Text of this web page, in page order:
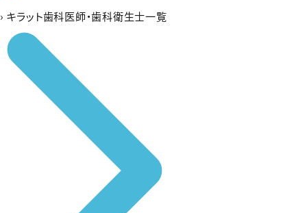
› キラット歯科医師・歯科衛生士一覧